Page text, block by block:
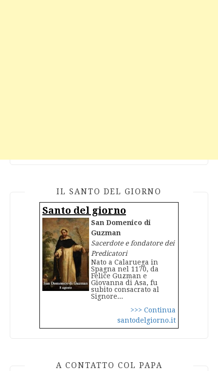
IL SANTO DEL GIORNO
Santo del giorno
San Domenico di
Guzman
Sacerdote e fondatore dei
Predicatori
Nato a Calaruega in
Spagna nel 1170, da
Felice Guzman e
Giovanna di Asa, fu
subito consacrato al
Signore...
>>> Continua
santodelgiorno.it
A CONTATTO COL PAPA